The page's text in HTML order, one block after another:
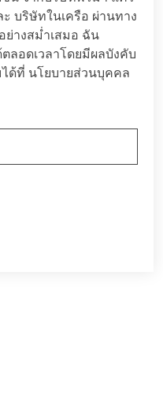
บริษัทในเครือ ผ่านทาง
ย่างสม่ำเสมอ ฉัน
ลอดเวลาโดยมีผลบังคับ
ด้ที่ นโยบายส่วนบุคคล